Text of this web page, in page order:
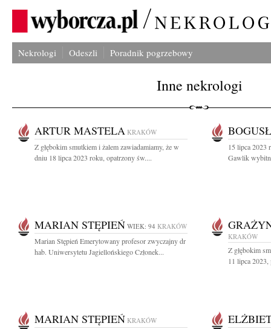
Nekrologi Odeszli Poradnik pogrzebowy
Inne nekrologi
ARTUR MASTELA KRAKÓW
Z głębokim smutkiem i żalem zawiadamiamy, że w
dniu 18 lipca 2023 roku, opatrzony św....
15 lipca 2023
Gawlik
MARIAN STĘPIEŃ WIEK: 94 KRAKÓW
Marian Stępień Emerytowany profesor zwyczajny dr
hab. Uniwersytetu Jagiellońskiego Członek...
KRAKÓW
Z głębokim
11 lipca
MARIAN STĘPIEŃ KRAKÓW